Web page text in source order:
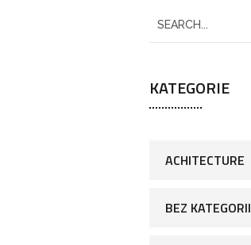
KATEGORIE
ACHITECTURE
BEZ KATEGORII